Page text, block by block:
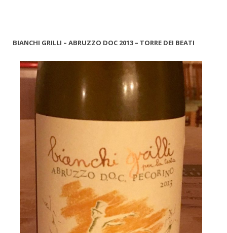
BIANCHI GRILLI – ABRUZZO DOC 2013 – TORRE DEI BEATI